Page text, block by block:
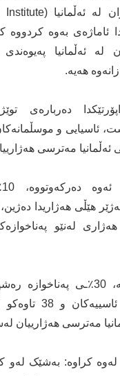
ئاماژەی بەوە
لە ئەڵمانیا
هەیە.
دەربارەی
ئاسیایی و موسڵمانەکان
مەترسی
هێڵی هەژاریدا دەژین،
لەنێو
مەترسی هەژارییان
لەوە کراوە: بەشێک لەو